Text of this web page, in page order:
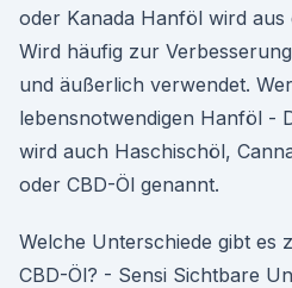
oder Kanada Hanföl wird aus
Wird häufig zur
und äußerlich verwendet.
lebensnotwendigen Hanföl -
wird auch Haschischöl,
oder CBD-Öl genannt.
Welche Unterschiede gibt es
CBD-Öl? - Sensi Sichtbare